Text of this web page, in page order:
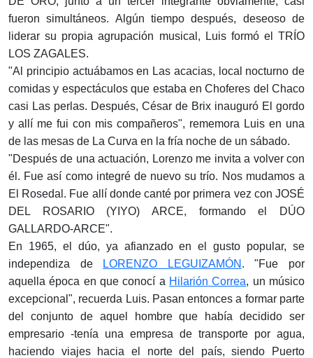
fueron simultáneos. Algún tiempo después, deseoso de
liderar su propia agrupación musical, Luis formó el TRÍO
LOS ZAGALES.
"Al principio actuábamos en Las acacias, local nocturno de
comidas y espectáculos que estaba en Choferes del Chaco
casi Las perlas. Después, César de Brix inauguró El gordo
y allí me fui con mis compañeros", rememora Luis en una
de las mesas de La Curva en la fría noche de un sábado.
"Después de una actuación, Lorenzo me invita a volver con
él. Fue así como integré de nuevo su trío. Nos mudamos a
El Rosedal. Fue allí donde canté por primera vez con JOSÉ
DEL ROSARIO (YIYO) ARCE, formando el DÚO
GALLARDO-ARCE".
En 1965, el dúo, ya afianzado en el gusto popular, se
independiza de
LORENZO LEGUIZAMÓN . "Fue por
aquella época en que conocí a Hilarión Correa, un músico
excepcional", recuerda Luis. Pasan entonces a formar parte
del conjunto de aquel hombre que había decidido ser
empresario -tenía una empresa de transporte por agua,
haciendo viajes hacia el norte del país, siendo Puerto